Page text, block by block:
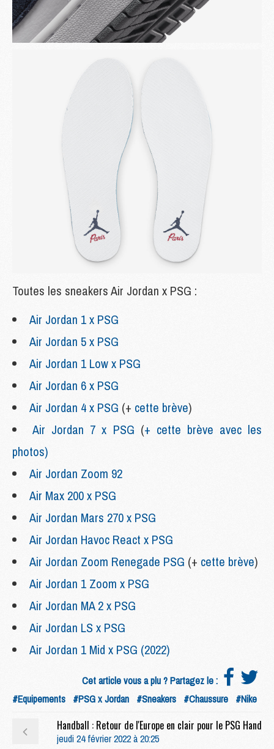
Toutes les sneakers Air Jordan x PSG :
Air Jordan 1 x PSG
Air Jordan 5 x PSG
Air Jordan 1 Low x PSG
Air Jordan 6 x PSG
Air Jordan 4 x PSG (+ cette brève)
Air Jordan 7 x PSG (+ cette brève avec les
photos)
Air Jordan Zoom 92
Air Max 200 x PSG
Air Jordan Mars 270 x PSG
Air Jordan Havoc React x PSG
Air Jordan Zoom Renegade PSG (+ cette brève)
Air Jordan 1 Zoom x PSG
Air Jordan MA 2 x PSG
Air Jordan LS x PSG
Air Jordan 1 Mid x PSG (2022)
Cet article vous a plu ? Partagez le :
#Equipements #PSG x Jordan #Sneakers #Chaussure #Nike
Handball : Retour de l'Europe en clair pour le PSG Hand
jeudi 24 février 2022 à 20:25